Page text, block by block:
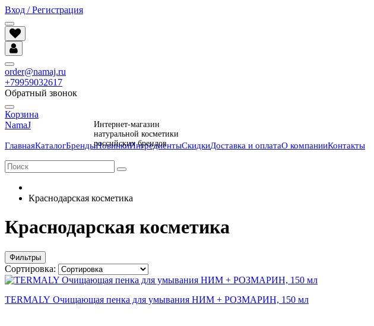
Вход / Регистрация
order@namaj.ru
+79959032617
Обратный звонок
Корзина
NamaJ
Интернет-магазин
натуральной косметики
российских брендов
ГлавнаяКаталогБрендыНовинкиИнгредиентыСкидкиДоставка и оплатаО компанииКонтакты
Краснодарская косметика
Краснодарская косметика
Фильтры
Сортировка:
TERMALY Очищающая пенка для умывания НИМ + РОЗМАРИН, 150 мл